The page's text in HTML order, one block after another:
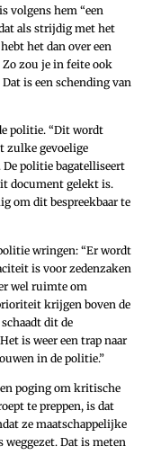
volgens hem “een
als strijdig met het
het dan over een
Zo zou je in feite ook
is een schending van
politie. “Dit wordt
zulke gevoelige
De politie bagatelliseert
document gelekt is.
om dit bespreekbaar te
wringen: “Er wordt
is voor zedenzaken
wel ruimte om
krijgen boven de
dit de
is weer een trap naar
in de politie.”
poging om kritische
te preppen, is dat
ze maatschappelijke
Dat is meten